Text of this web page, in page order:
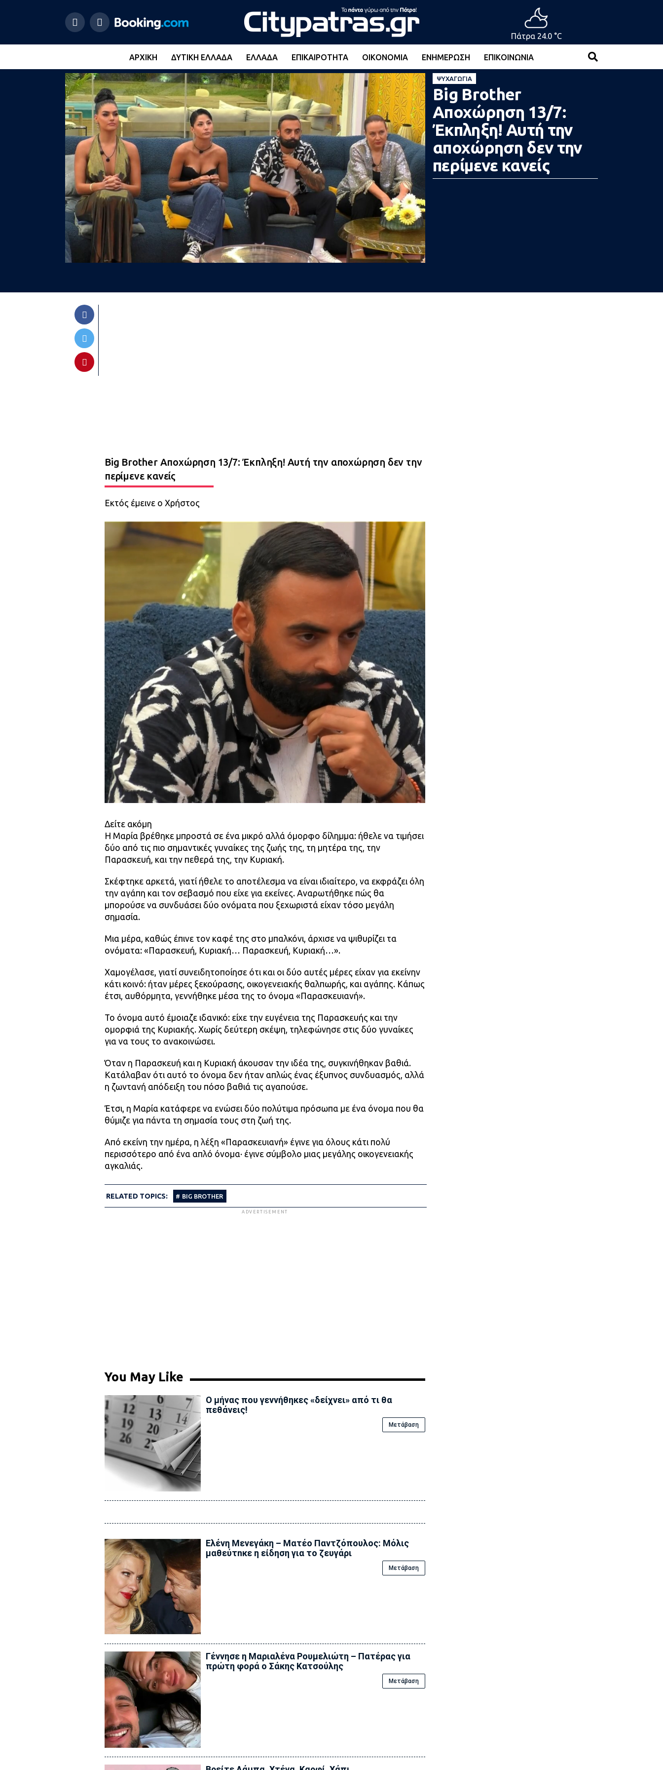
Πάτρα 24.0 °C
ΑΡΧΙΚΉ ΔΥΤΙΚΉ ΕΛΛΆΔΑ ΕΛΛΆΔΑ ΕΠΙΚΑΙΡΌΤΗΤΑ ΟΙΚΟΝΟΜΊΑ ΕΝΗΜΈΡΩΣΗ ΕΠΙΚΟΙΝΩΝΊΑ
ΨΥΧΑΓΩΓΊΑ
Big Brother
Αποχώρηση 13/7:
Έκπληξη! Αυτή την
αποχώρηση δεν την
περίμενε κανείς
Big Brother Αποχώρηση 13/7: Έκπληξη! Αυτή την αποχώρηση δεν την
περίμενε κανείς
Εκτός έμεινε ο Χρήστος
Δείτε ακόμη
Η Μαρία βρέθηκε μπροστά σε ένα μικρό αλλά όμορφο δίλημμα: ήθελε να τιμήσει
δύο από τις πιο σημαντικές γυναίκες της ζωής της, τη μητέρα της, την
Παρασκευή, και την πεθερά της, την Κυριακή.
Σκέφτηκε αρκετά, γιατί ήθελε το αποτέλεσμα να είναι ιδιαίτερο, να εκφράζει όλη
την αγάπη και τον σεβασμό που είχε για εκείνες. Αναρωτήθηκε πώς θα
μπορούσε να συνδυάσει δύο ονόματα που ξεχωριστά είχαν τόσο μεγάλη
σημασία.
Μια μέρα, καθώς έπινε τον καφέ της στο μπαλκόνι, άρχισε να ψιθυρίζει τα
ονόματα: «Παρασκευή, Κυριακή… Παρασκευή, Κυριακή…».
Χαμογέλασε, γιατί συνειδητοποίησε ότι και οι δύο αυτές μέρες είχαν για εκείνην
κάτι κοινό: ήταν μέρες ξεκούρασης, οικογενειακής θαλπωρής, και αγάπης. Κάπως
έτσι, αυθόρμητα, γεννήθηκε μέσα της το όνομα «Παρασκευιανή».
Το όνομα αυτό έμοιαζε ιδανικό: είχε την ευγένεια της Παρασκευής και την
ομορφιά της Κυριακής. Χωρίς δεύτερη σκέψη, τηλεφώνησε στις δύο γυναίκες
για να τους το ανακοινώσει.
Όταν η Παρασκευή και η Κυριακή άκουσαν την ιδέα της, συγκινήθηκαν βαθιά.
Κατάλαβαν ότι αυτό το όνομα δεν ήταν απλώς ένας έξυπνος συνδυασμός, αλλά
η ζωντανή απόδειξη του πόσο βαθιά τις αγαπούσε.
Έτσι, η Μαρία κατάφερε να ενώσει δύο πολύτιμα πρόσωπα με ένα όνομα που θα
θύμιζε για πάντα τη σημασία τους στη ζωή της.
Από εκείνη την ημέρα, η λέξη «Παρασκευιανή» έγινε για όλους κάτι πολύ
περισσότερο από ένα απλό όνομα· έγινε σύμβολο μιας μεγάλης οικογενειακής
αγκαλιάς.
RELATED TOPICS: BIG BROTHER
ADVERTISEMENT
You May Like
Ο μήνας που γεννήθηκες «δείχνει» από τι θα
πεθάνεις!
Μετάβαση
Ελένη Μενεγάκη – Ματέο Παντζόπουλος: Μόλις
μαθεύτnκε η είδηση για το ζευγάρι
Μετάβαση
Γέννησε η Μαριαλένα Ρουμελιώτη – Πατέρας για
πρώτη φορά ο Σάκης Κατσούλης
Μετάβαση